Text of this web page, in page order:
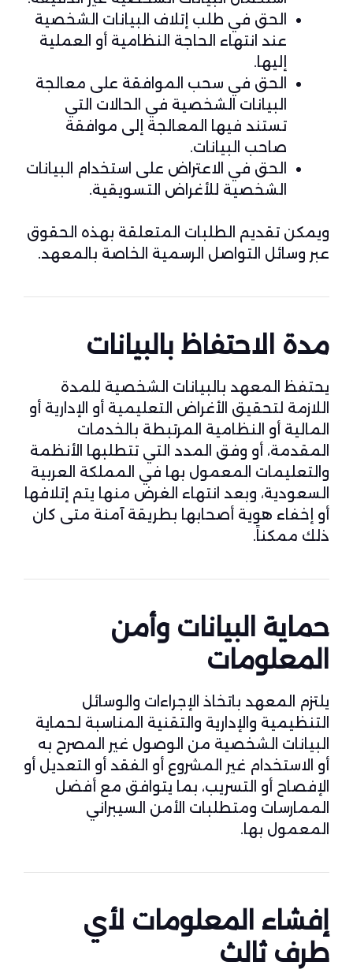
الحق في طلب إتلاف البيانات الشخصية
عند انتهاء الحاجة النظامية أو العملية
إليها.
الحق في سحب الموافقة على معالجة
البيانات الشخصية في الحالات التي
تستند فيها المعالجة إلى موافقة
صاحب البيانات.
الحق في الاعتراض على استخدام البيانات
الشخصية للأغراض التسويقية.
ويمكن تقديم الطلبات المتعلقة بهذه الحقوق
عبر وسائل التواصل الرسمية الخاصة بالمعهد.
مدة الاحتفاظ بالبيانات
يحتفظ المعهد بالبيانات الشخصية للمدة
اللازمة لتحقيق الأغراض التعليمية أو الإدارية أو
المالية أو النظامية المرتبطة بالخدمات
المقدمة، أو وفق المدد التي تتطلبها الأنظمة
والتعليمات المعمول بها في المملكة العربية
السعودية، وبعد انتهاء الغرض منها يتم إتلافها
أو إخفاء هوية أصحابها بطريقة آمنة متى كان
ذلك ممكناً.
حماية البيانات وأمن
المعلومات
يلتزم المعهد باتخاذ الإجراءات والوسائل
التنظيمية والإدارية والتقنية المناسبة لحماية
البيانات الشخصية من الوصول غير المصرح به
أو الاستخدام غير المشروع أو الفقد أو التعديل أو
الإفصاح أو التسريب، بما يتوافق مع أفضل
الممارسات ومتطلبات الأمن السيبراني
المعمول بها.
إفشاء المعلومات لأي
طرف ثالث